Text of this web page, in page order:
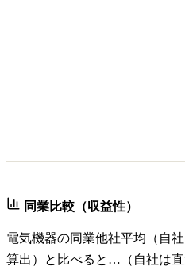
同業比較（収益性）
電気機器の同業他社平均（自
算出）と比べると…（自社は直